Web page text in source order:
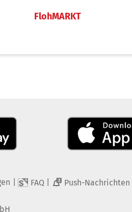
FlohMARKT
FAQ 2 Push-Nachrichten